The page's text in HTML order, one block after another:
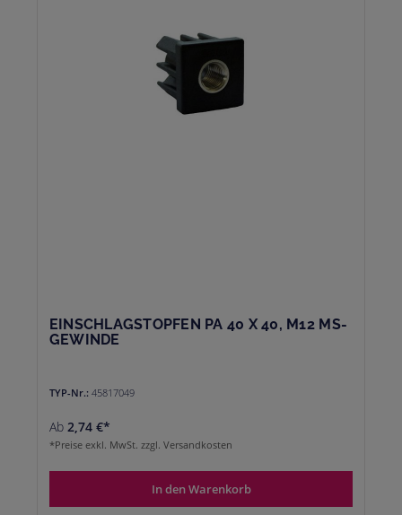
EINSCHLAGSTOPFEN PA 40 X 40, M12 MS-
GEWINDE
TYP-Nr.: 45817049
Ab 2,74 €*
*Preise exkl. MwSt. zzgl. Versandkosten
In den Warenkorb